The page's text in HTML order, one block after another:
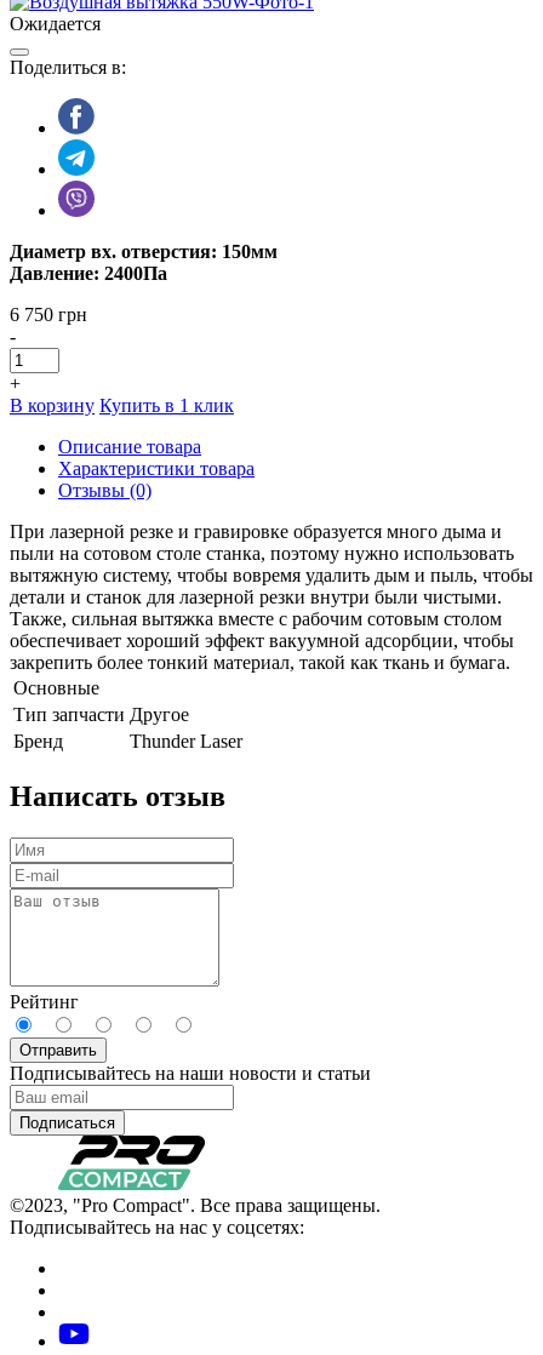
Ожидается
Поделиться в:
Диаметр вх. отверстия: 150мм
Давление: 2400Па
6 750 грн
-
+
В корзину Купить в 1 клик
Описание товара
Характеристики товара
Отзывы (0)
При лазерной резке и гравировке образуется много дыма и
пыли на сотовом столе станка, поэтому нужно использовать
вытяжную систему, чтобы вовремя удалить дым и пыль, чтобы
детали и станок для лазерной резки внутри были чистыми.
Также, сильная вытяжка вместе с рабочим сотовым столом
обеспечивает хороший эффект вакуумной адсорбции, чтобы
закрепить более тонкий материал, такой как ткань и бумага.
Основные
Тип запчасти Другое
Бренд
Thunder Laser
Написать отзыв
Рейтинг
Отправить
Подписывайтесь на наши новости и статьи
Подписаться
©2023, "Pro Compact". Все права защищены.
Подписывайтесь на нас у соцсетях: